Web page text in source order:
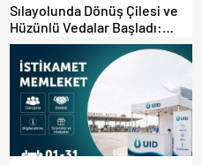
Sılayolunda Dönüş Çilesi ve
Hüzünlü Vedalar Başladı:
Kapıkule’de Yoğunluk Artıyor!